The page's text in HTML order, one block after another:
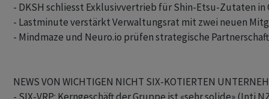
- DKSH schliesst Exklusivvertrieb für Shin-Etsu-Zutaten in
- Lastminute verstärkt Verwaltungsrat mit zwei neuen
- Mindmaze und Neuro.io prüfen strategische
NEWS VON WICHTIGEN NICHT SIX-KOTIERTEN